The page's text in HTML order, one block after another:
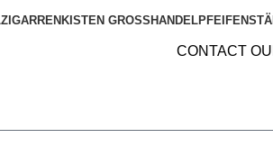
ZIGARRENKISTEN GROSSHANDEL
CONTACT